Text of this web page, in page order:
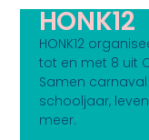
HONK12
HONK12
tot en met 8 uit
Samen
schooljaar,
meer.